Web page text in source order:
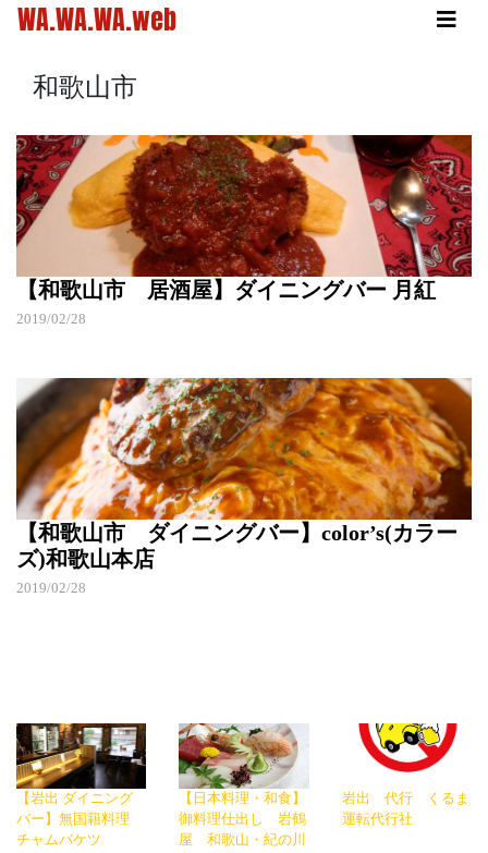
WA.WA.WA.web
和歌山市
【和歌山市 居酒屋】ダイニングバー 月紅
2019/02/28
【和歌山市 ダイニングバー】color’s(カラー
ズ)和歌山本店
2019/02/28
【岩出 ダイニング
バー】無国籍料理
チャムバケツ
【日本料理・和食】
御料理仕出し 岩鶴
屋 和歌山・紀の川
岩出 代行 くるま
運転代行社